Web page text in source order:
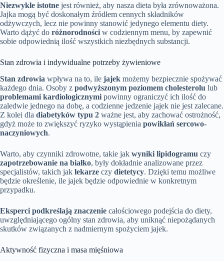
Niezwykle istotne jest również, aby nasza dieta była zrównoważona.
Jajka mogą być doskonałym źródłem cennych składników
odżywczych, lecz nie powinny stanowić jedynego elementu diety.
Warto dążyć do różnorodności w codziennym menu, by zapewnić
sobie odpowiednią ilość wszystkich niezbędnych substancji.
Stan zdrowia i indywidualne potrzeby żywieniowe
Stan zdrowia wpływa na to, ile jajek możemy bezpiecznie spożywać
każdego dnia. Osoby z podwyższonym poziomem cholesterolu lub
problemami kardiologicznymi powinny ograniczyć ich ilość do
zaledwie jednego na dobę, a codzienne jedzenie jajek nie jest zalecane.
Z kolei dla diabetyków typu 2 ważne jest, aby zachować ostrożność,
gdyż może to zwiększyć ryzyko wystąpienia powikłań sercowo-
naczyniowych.
Warto, aby czynniki zdrowotne, takie jak wyniki lipidogramu czy
zapotrzebowanie na białko, były dokładnie analizowane przez
specjalistów, takich jak lekarze czy dietetycy. Dzięki temu możliwe
będzie określenie, ile jajek będzie odpowiednie w konkretnym
przypadku.
Eksperci podkreślają znaczenie całościowego podejścia do diety,
uwzględniającego ogólny stan zdrowia, aby uniknąć niepożądanych
skutków związanych z nadmiernym spożyciem jajek.
Aktywność fizyczna i masa mięśniowa